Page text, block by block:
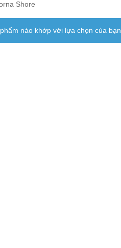
Shore
nào khớp với lựa chọn của bạn.